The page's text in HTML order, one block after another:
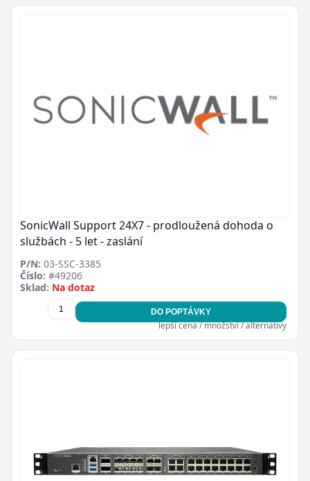
SonicWall Support 24X7 - prodloužená dohoda o
službách - 5 let - zaslání
P/N: 03-SSC-3385
Číslo: #49206
Sklad: Na dotaz
DO POPTÁVKY
lepší cena / množství / alternativy